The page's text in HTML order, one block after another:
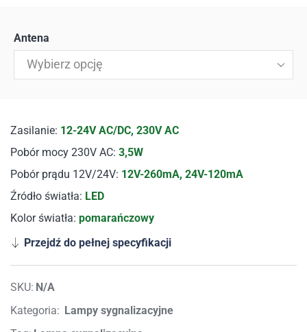
Zasilanie: 12-24V AC/DC, 230V AC
Pobór mocy 230V AC: 3,5W
Pobór prądu 12V/24V: 12V-260mA, 24V-120mA
Źródło światła: LED
Kolor światła: pomarańczowy
Przejdź do pełnej specyfikacji
SKU: N/A
Kategoria: Lampy sygnalizacyjne
Antena
Wybierz opcję